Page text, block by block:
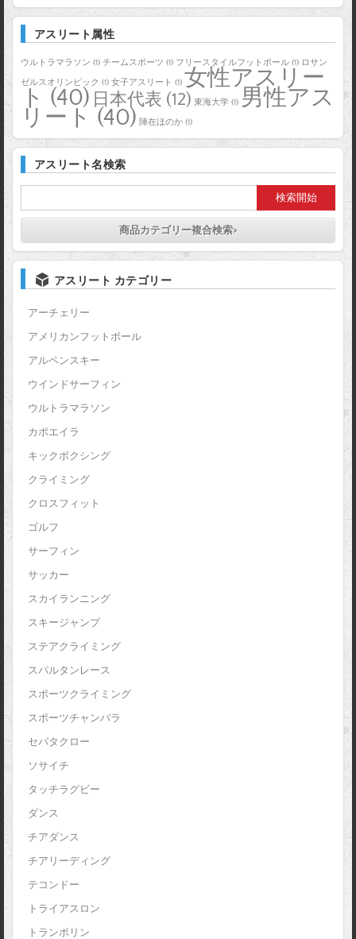
アスリート属性
ウルトラマラソン (1) チームスポーツ (1) フリースタイルフットボール (1) ロサン
ゼルスオリンピック (1) 女子アスリート (1) 女性アスリー
ト (40) 日本代表 (12) 東海大学 (1) 男性アス
リート (40) 陣在ほのか (1)
アスリート名検索
商品カテゴリー複合検索>
アスリート カテゴリー
アーチェリー
アメリカンフットボール
アルペンスキー
ウインドサーフィン
ウルトラマラソン
カポエイラ
キックボクシング
クライミング
クロスフィット
ゴルフ
サーフィン
サッカー
スカイランニング
スキージャンプ
ステアクライミング
スパルタンレース
スポーツクライミング
スポーツチャンバラ
セパタクロー
ソサイチ
タッチラグビー
ダンス
チアダンス
チアリーディング
テコンドー
トライアスロン
トランポリン